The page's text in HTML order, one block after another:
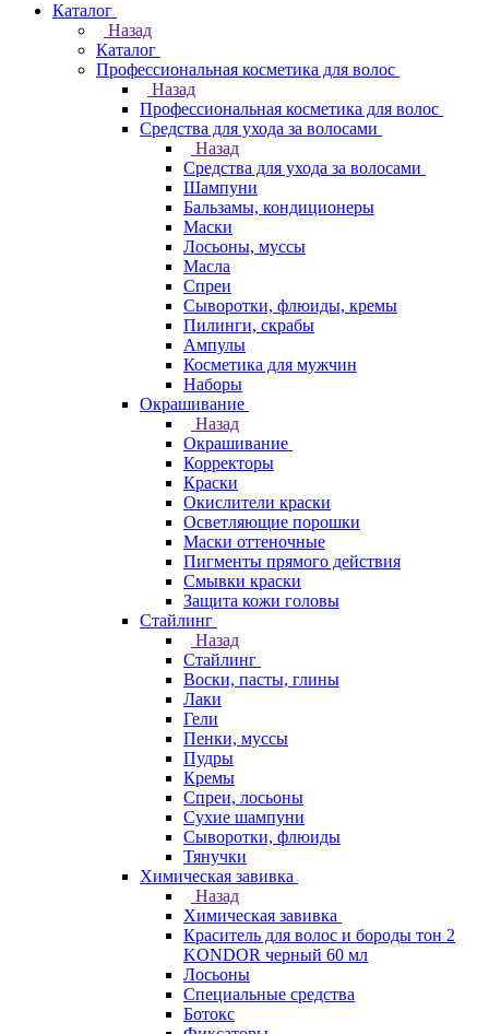
Каталог
Назад
Каталог
Профессиональная косметика для волос
Назад
Профессиональная косметика для волос
Средства для ухода за волосами
Назад
Средства для ухода за волосами
Шампуни
Бальзамы, кондиционеры
Маски
Лосьоны, муссы
Масла
Спреи
Сыворотки, флюиды, кремы
Пилинги, скрабы
Ампулы
Косметика для мужчин
Наборы
Окрашивание
Назад
Окрашивание
Корректоры
Краски
Окислители краски
Осветляющие порошки
Маски оттеночные
Пигменты прямого действия
Смывки краски
Защита кожи головы
Стайлинг
Назад
Стайлинг
Воски, пасты, глины
Лаки
Гели
Пенки, муссы
Пудры
Кремы
Спреи, лосьоны
Сухие шампуни
Сыворотки, флюиды
Тянучки
Химическая завивка
Назад
Химическая завивка
Краситель для волос и бороды тон 2
KONDOR черный 60 мл
Лосьоны
Специальные средства
Ботокс